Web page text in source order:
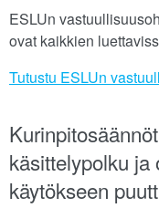
ESLUn
ovat kaikkien
Tutustu ESLUn
käsittelypolku ja
käytökseen